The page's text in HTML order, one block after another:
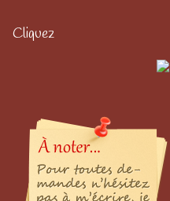
Cliquez